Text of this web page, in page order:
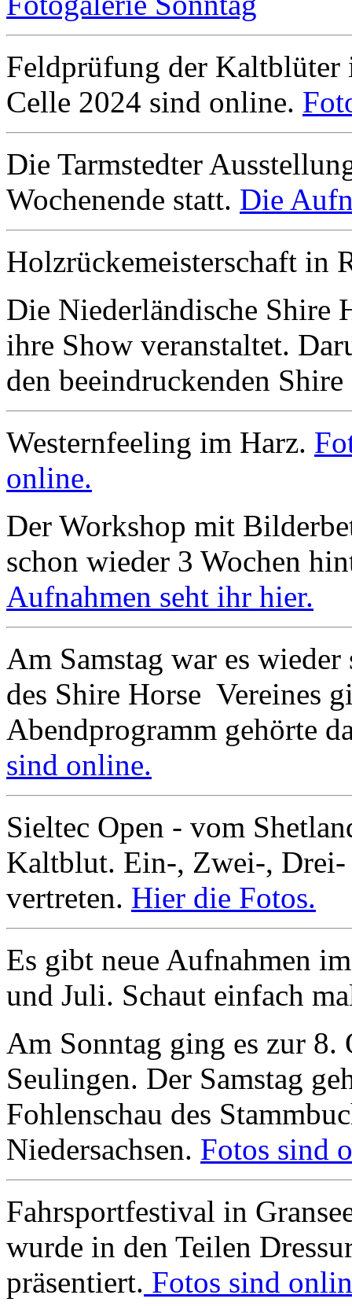
Feldprüfung der Kaltblüter
Celle 2024 sind online.
Die Tarmstedter
Wochenende statt. Die
Holzrückemeisterschaft in
Die Niederländische Shire
ihre Show veranstaltet.
den beeindruckenden
Westernfeeling im Harz.
online.
Der Workshop mit
schon wieder 3 Wochen
Aufnahmen seht ihr hier.
Am Samstag war es
des Shire Horse Vereines
Abendprogramm gehörte
sind online.
Sieltec Open - vom
Kaltblut. Ein-, Zwei-, Drei-
vertreten. Hier die Fotos.
Es gibt neue Aufnahmen
und Juli. Schaut einfach
Am Sonntag ging es zur 8.
Seulingen. Der Samstag
Fohlenschau des
Niedersachsen. Fotos sind
Fahrsportfestival in
wurde in den Teilen
präsentiert. Fotos sind